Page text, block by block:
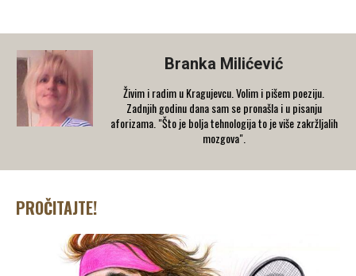
Branka Milićević
Živim i radim u Kragujevcu. Volim i pišem poeziju.
Zadnjih godinu dana sam se pronašla i u pisanju
aforizama. "Što je bolja tehnologija to je više zakržljalih
mozgova".
PROČITAJTE!